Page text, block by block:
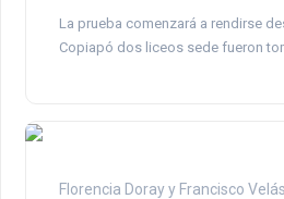
La prueba comenzará a rendirse
Copiapó dos liceos sede fueron
Florencia Doray y Francisco